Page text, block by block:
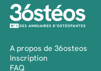
A propos de 36osteos
Inscription
FAQ